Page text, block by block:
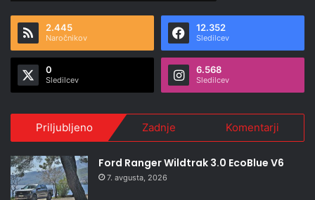
2.445
Naročnikov
12.352
Sledilcev
0
Sledilcev
6.568
Sledilcev
Priljubljeno Zadnje Komentarji
Ford Ranger Wildtrak 3.0 EcoBlue V6
7. avgusta, 2026